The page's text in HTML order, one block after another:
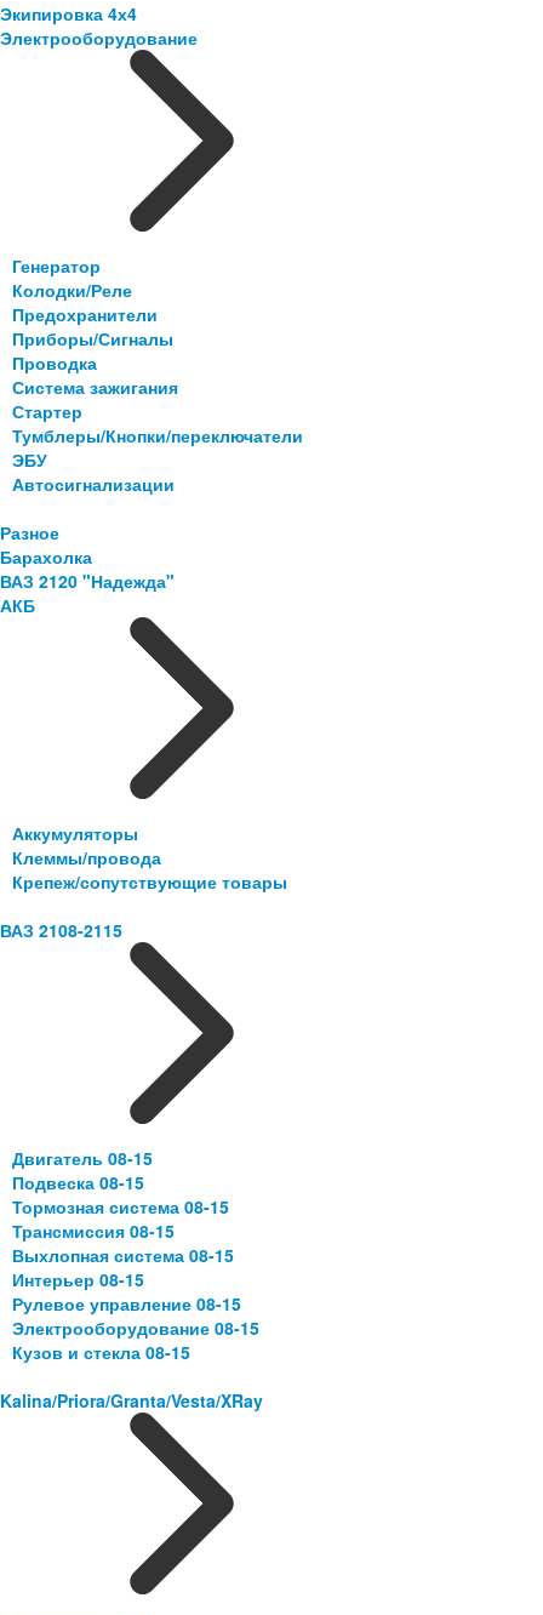
Экипировка 4х4
Электрооборудование
Генератор
Колодки/Реле
Предохранители
Приборы/Сигналы
Проводка
Система зажигания
Стартер
Тумблеры/Кнопки/переключатели
ЭБУ
Автосигнализации
Разное
Барахолка
ВАЗ 2120 "Надежда"
АКБ
Аккумуляторы
Клеммы/провода
Крепеж/сопутствующие товары
ВАЗ 2108-2115
Двигатель 08-15
Подвеска 08-15
Тормозная система 08-15
Трансмиссия 08-15
Выхлопная система 08-15
Интерьер 08-15
Рулевое управление 08-15
Электрооборудование 08-15
Кузов и стекла 08-15
Kalina/Priora/Granta/Vesta/XRay